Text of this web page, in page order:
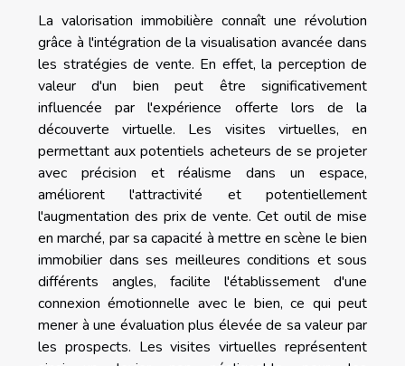
La valorisation immobilière connaît une révolution
grâce à l'intégration de la visualisation avancée dans
les stratégies de vente. En effet, la perception de
valeur d'un bien peut être significativement
influencée par l'expérience offerte lors de la
découverte virtuelle. Les visites virtuelles, en
permettant aux potentiels acheteurs de se projeter
avec précision et réalisme dans un espace,
améliorent l'attractivité et potentiellement
l'augmentation des prix de vente. Cet outil de mise
en marché, par sa capacité à mettre en scène le bien
immobilier dans ses meilleures conditions et sous
différents angles, facilite l'établissement d'une
connexion émotionnelle avec le bien, ce qui peut
mener à une évaluation plus élevée de sa valeur par
les prospects. Les visites virtuelles représentent